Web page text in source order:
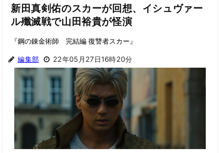
新田真剣佑のスカーが回想、イシュヴァー
ル殲滅戦で山田裕貴が怪演
『鋼の錬金術師 完結編 復讐者スカー』
編集部 22年05月27日16時20分